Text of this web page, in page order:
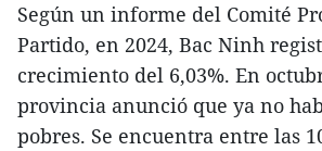
Según un informe del Comité
Partido, en 2024, Bac Ninh
crecimiento del 6,03%. En
provincia anunció que ya no
pobres. Se encuentra entre las